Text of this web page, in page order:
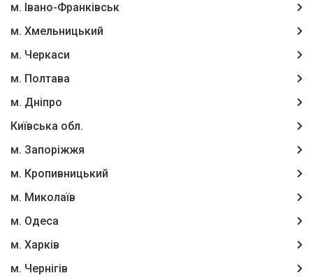
м. Івано-Франківськ
м. Хмельницький
м. Черкаси
м. Полтава
м. Дніпро
Київська обл.
м. Запоріжжя
м. Кропивницький
м. Миколаїв
м. Одеса
м. Харків
м. Чернігів